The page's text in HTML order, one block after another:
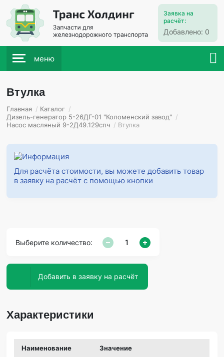
Заявка на
расчёт:
Добавлено: 0
меню
Втулка
Главная / Каталог /
Дизель-генератор 5-26ДГ-01 "Коломенский завод" /
Насос масляный 9-2Д49.129спч / Втулка
Для расчёта стоимости, вы можете добавить товар
в заявку на расчёт с помощью кнопки
Выберите количество:
Добавить в заявку на расчёт
Характеристики
Наименование Значение